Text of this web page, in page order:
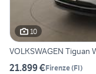
10
VOLKSWAGEN Tiguan
21.899 €Firenze(FI)